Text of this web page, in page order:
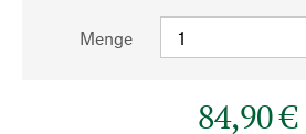
Menge
84,90 €